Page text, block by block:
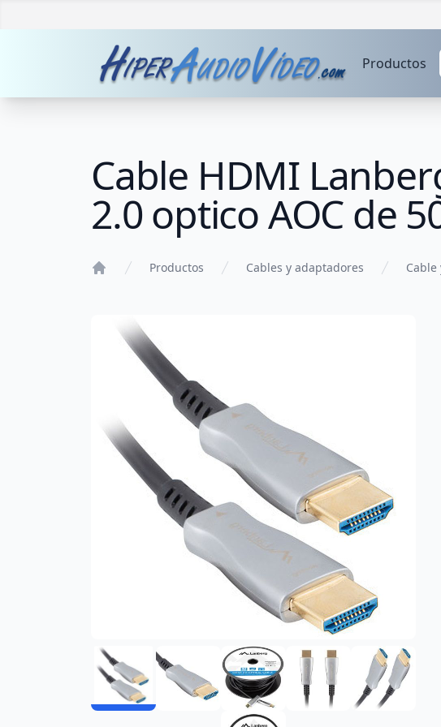
Productos
Cable HDMI
2.0 optico AOC de
Productos Cables y adaptadores